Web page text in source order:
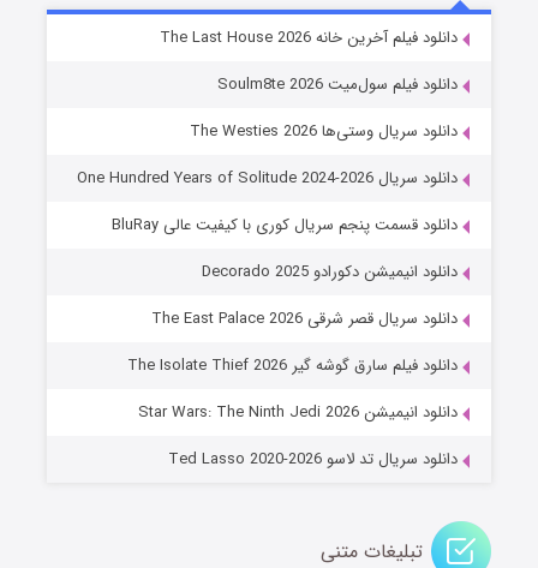
شوگر فصل ۲
خاندان اژدها فصل ۳
قسمت۶ (زیرنویس) منتشر شد
دانلود فیلم آخرین خانه The Last House 2026
دانلود فیلم سول‌میت Soulm8te 2026
دانلود سریال وستی‌ها The Westies 2026
دانلود سریال One Hundred Years of Solitude 2024-2026
دانلود قسمت پنجم سریال کوری با کیفیت عالی BluRay
دانلود انیمیشن دکورادو Decorado 2025
دانلود سریال قصر شرقی The East Palace 2026
دانلود فیلم سارق گوشه گیر The Isolate Thief 2026
دانلود انیمیشن Star Wars: The Ninth Jedi 2026
دانلود سریال تد لاسو Ted Lasso 2020-2026
تبلیغات متنی